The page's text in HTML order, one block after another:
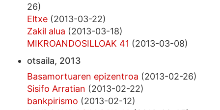
26)
Eltxe (2013-03-22)
Zakil alua (2013-03-18)
MIKROANDOSILLOAK 41 (2013-03-08)
otsaila, 2013
Basamortuaren epizentroa (2013-02-26)
Sisifo Arratian (2013-02-22)
bankpirismo (2013-02-12)